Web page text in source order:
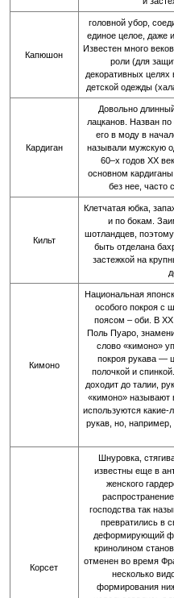
Капюшон
головной убор,
единое целое, даже
Известен много
роли (для
декоративных
детской одежды
Кардиган
Довольно
лацканов. Назван
его в моду в
называли мужскую
60–х годов XX
основном
без нее, часто
Кильт
Клетчатая юбка,
и по бокам.
шотландцев,
быть отделана
застежкой на
Кимоно
Национальная
особого покроя с
поясом – оби. В
Поль Пуаро,
слово «кимоно»
покроя рукава —
полочкой и
доходит до талии,
«кимоно» называют
используются какие-
рукав, но, например,
Корсет
Шнуровка,
известны еще в
женского
господства так
превратились в
деформирующий
кринолином
отменен во время
несколько
формирования